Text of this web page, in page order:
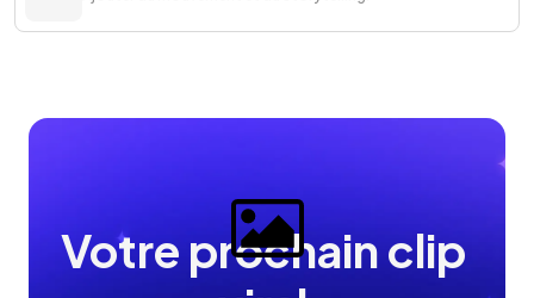
Votre prochain clip